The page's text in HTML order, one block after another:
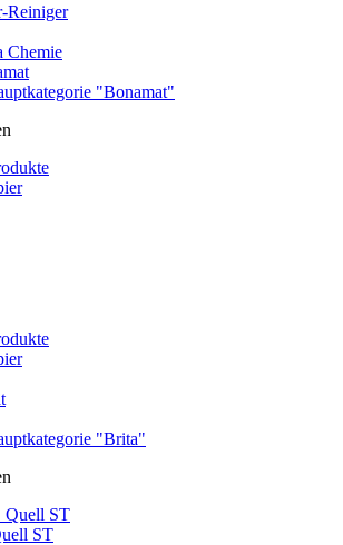
Reiniger
Chemie
"Bonamat"
"Brita"
Quell ST
ST